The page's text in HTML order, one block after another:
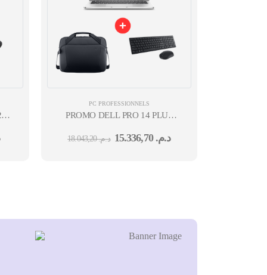
PC PROFESSIONNELS
PROMO DELL PRO 14 PLUS
16G 512G SSD UBUNTU GRIS
د.م.18.043,20 د.م. 15.336,70